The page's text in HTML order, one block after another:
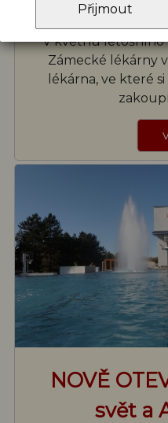
V květnu letošního
Zámecké lékárny
lékárna, ve které
NOVĚ
svět a
Přijmout